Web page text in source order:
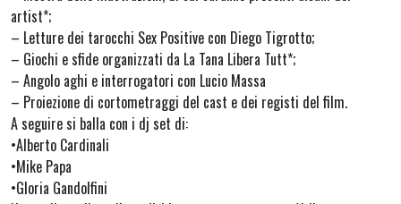
artist*;
– Letture dei tarocchi Sex Positive con Diego Tigrotto;
– Giochi e sfide organizzati da La Tana Libera Tutt*;
– Angolo aghi e interrogatori con Lucio Massa
– Proiezione di cortometraggi del cast e dei registi del film.
A seguire si balla con i dj set di:
•Alberto Cardinali
•Mike Papa
•Gloria Gandolfini